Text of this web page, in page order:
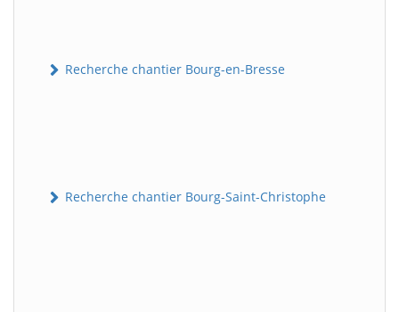
Recherche chantier Bourg-en-Bresse
Recherche chantier Bourg-Saint-Christophe